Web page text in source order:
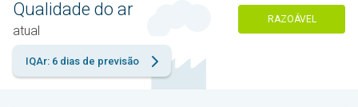
Qualidade do ar
atual
RAZOÁVEL
IQAr: 6 dias de previsão